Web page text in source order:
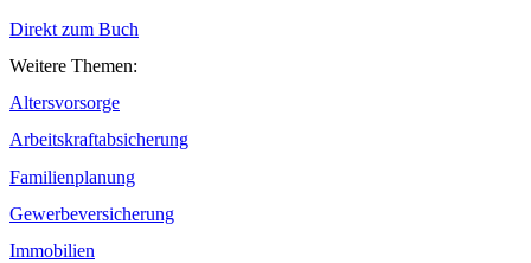
Direkt zum Buch
Weitere Themen:
Altersvorsorge
Arbeitskraftabsicherung
Familienplanung
Gewerbeversicherung
Immobilien